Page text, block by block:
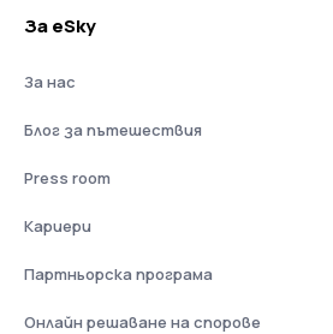
За eSky
За нас
Блог за пътешествия
Press room
Кариери
Партньорска програма
Онлайн решаване на спорове